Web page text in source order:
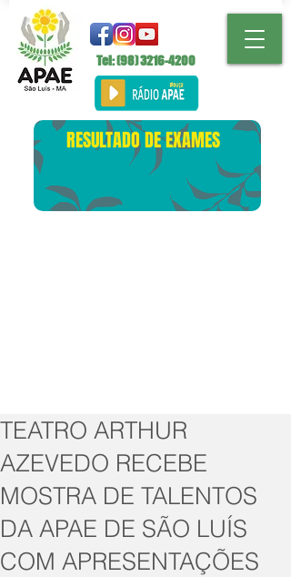
Tel: (98)3216-4200
RESULTADO DE EXAMES
TEATRO ARTHUR
AZEVEDO RECEBE
MOSTRA DE TALENTOS
DA APAE DE SÃO LUÍS
COM APRESENTAÇÕES